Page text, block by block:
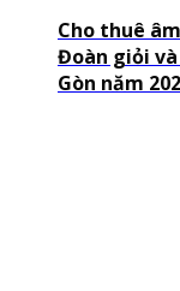
Cho thuê
Đoàn giỏi
Gòn năm